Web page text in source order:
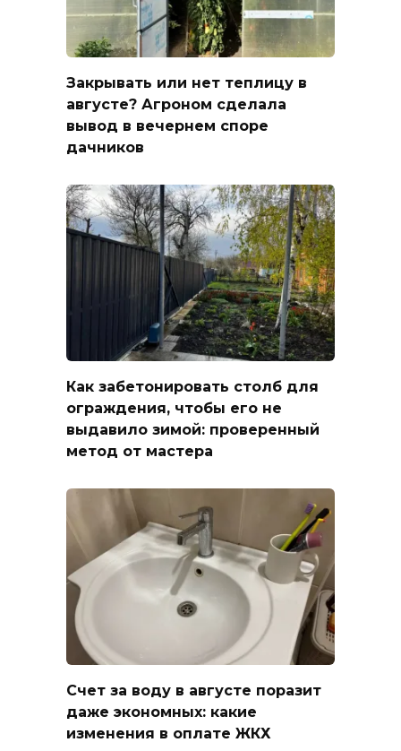
Закрывать или нет теплицу в
августе? Агроном сделала
вывод в вечернем споре
дачников
Как забетонировать столб для
ограждения, чтобы его не
выдавило зимой: проверенный
метод от мастера
Счет за воду в августе поразит
даже экономных: какие
изменения в оплате ЖКХ